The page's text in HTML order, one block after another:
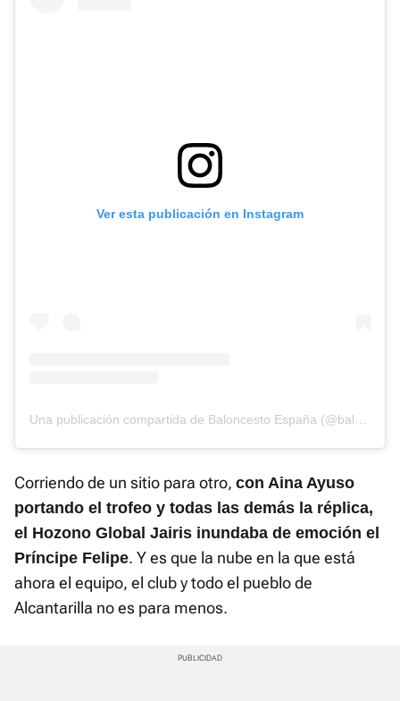
Ver esta publicación en Instagram
Corriendo de un sitio para otro, con Aina Ayuso
portando el trofeo y todas las demás la réplica,
el Hozono Global Jairis inundaba de emoción el
Príncipe Felipe. Y es que la nube en la que está
ahora el equipo, el club y todo el pueblo de
Alcantarilla no es para menos.